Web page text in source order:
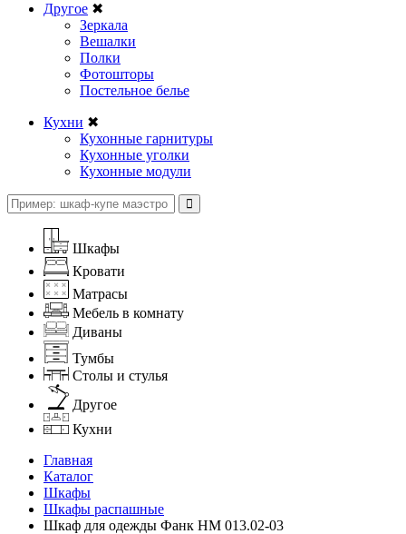
Другое ✖
Зеркала
Вешалки
Полки
Фотошторы
Постельное белье
Кухни ✖
Кухонные гарнитуры
Кухонные уголки
Кухонные модули
Шкафы
Кровати
Матрасы
Мебель в комнату
Диваны
Тумбы
Столы и стулья
Другое
Кухни
Главная
Каталог
Шкафы
Шкафы распашные
Шкаф для одежды Фанк НМ 013.02-03